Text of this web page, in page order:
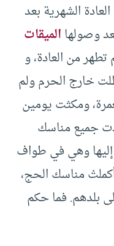
الشهرية بعد
وصولهاالميقات
من العادة، و
خارج الحرم ولم
ومكثت يومين
جميع مناسك
إليها وهي في طواف
مناسك الحج،
بلدهم. فما حكم